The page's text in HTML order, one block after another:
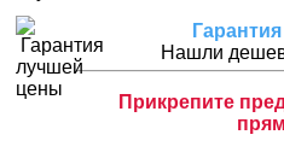
Нашли
Прикрепите